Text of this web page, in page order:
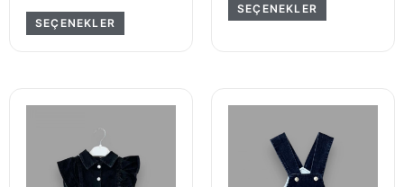
SEÇENEKLER
SEÇENEKLER